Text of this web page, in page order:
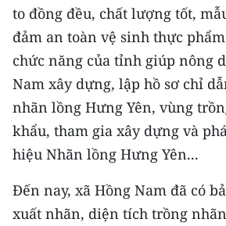
Media Khoa học - Công nghệ
Media Môi trường
Ảnh
Infographic
TIN ĐỊA PHƯƠNG
to đồng đều, chất lượng tốt,
đảm an toàn vệ sinh thực
chức năng của tỉnh giúp nông
Nam xây dựng, lập hồ sơ chỉ
nhãn lồng Hưng Yên, vùng
khẩu, tham gia xây dựng và
hiệu Nhãn lồng Hưng Yên...
Đến nay, xã Hồng Nam đã có
xuất nhãn, diện tích trồng